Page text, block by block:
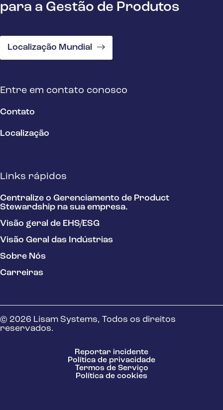
para a Gestão de Produtos
Localização Mundial
Entre em contato conosco
Contato
Localização
Links rápidos
Centralize o Gerenciamento de Product
Stewardship na sua empresa.
Visão geral de EHS/ESG
Visão Geral das Indústrias
Sobre Nós
Carreiras
© 2026 Lisam Systems, Todos os direitos
reservados.
Reportar incidente
Política de privacidade
Termos de Serviço
Política de cookies